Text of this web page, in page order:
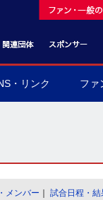
・リンク ファ
メンバー 試合日程・結